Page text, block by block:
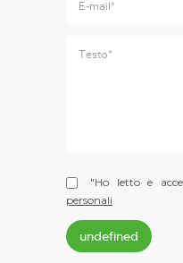
"Ho letto e
personali